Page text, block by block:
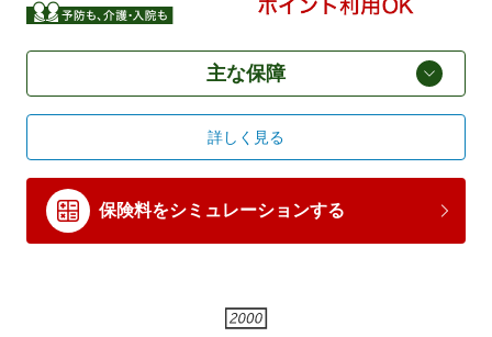
主な保障
詳しく見る
保険料をシミュレーションする